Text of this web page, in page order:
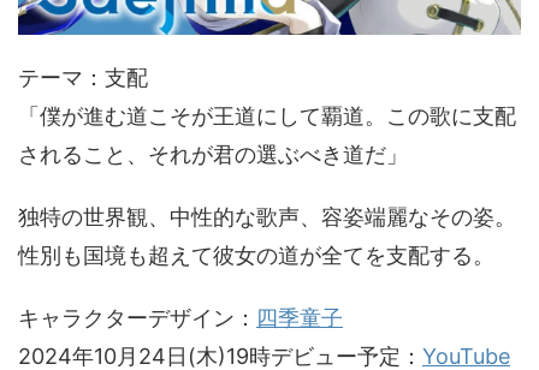
テーマ：支配
「僕が進む道こそが王道にして覇道。この歌に支配
されること、それが君の選ぶべき道だ」
独特の世界観、中性的な歌声、容姿端麗なその姿。
性別も国境も超えて彼女の道が全てを支配する。
キャラクターデザイン： 四季童子
2024年10月24日(木)19時デビュー予定： YouTube